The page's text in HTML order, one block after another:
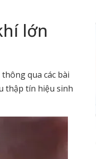
lớn
qua các bài
thập tín hiệu sinh